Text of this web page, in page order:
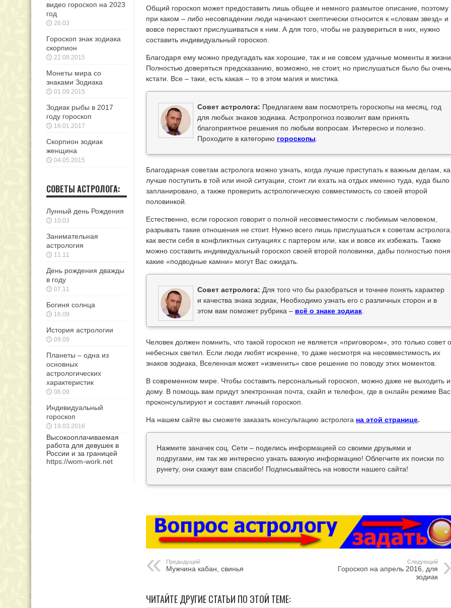
Общий гороскоп может предоставить лишь общее и немного размытое описание, поэтому
при каком – либо несовпадении люди начинают скептически относится к «словам звезд» и
вовсе перестают прислушиваться к ним. А для того, чтобы не разувериться в них, нужно
составить индивидуальный гороскоп.
Благодаря ему можно предугадать как хорошие, так и не совсем удачные моменты в
Полностью доверяться предсказанию, возможно, не стоит, но прислушаться было бы очень
кстати. Все – таки, есть какая – то в этом магия и мистика.
Совет астролога: Предлагаем вам посмотреть гороскопы на месяц, год
для любых знаков зодиака. Астропрогноз позволит вам принять
благоприятное решения по любым вопросам. Интересно и полезно.
Проходите в категорию гороскопы
Благодарная советам астролога можно узнать, когда лучше приступать к важным делам,
лучше поступить в той или иной ситуации, стоит ли ехать на отдых именно туда, куда было
запланировано, а также проверить астрологическую совместимость со своей второй
половинкой.
Естественно, если гороскоп говорит о полной несовместимости с любимым человеком,
разрывать такие отношения не стоит. Нужно всего лишь прислушаться к советам
как вести себя в конфликтных ситуациях с партером или, как и вовсе их избежать. Также
можно составить индивидуальный гороскоп своей второй половинки, дабы полностью
какие «подводные камни» могут Вас ожидать.
Совет астролога: Для того что бы разобраться и точнее понять характер
и качества знака зодиак, Необходимо узнать его с различных сторон и в
этом вам поможет рубрика – всё о знаке зодиак
Человек должен помнить, что такой гороскоп не является «приговором», это только совет
небесных светил. Если люди любят искренне, то даже несмотря на несовместимость их
знаков зодиака, Вселенная может «изменить» свое решение по поводу этих моментов.
В современном мире. Чтобы составить персональный гороскоп, можно даже не выходить
дому. В помощь вам придут электронная почта, скайп и телефон, где в онлайн режиме Вас
проконсультируют и составят личный гороскоп.
На нашем сайте вы сможете заказать консультацию астролога на этой странице.
Нажмите заначек соц. Сети – поделись информацией со своими друзьями и
подругами, им так же интересно узнать важную информацию! Облегчите их поиски по
рунету, они скажут вам спасибо! Подписывайтесь на новости нашего сайта!
Предыдущий
Мужчина кабан, свинья
Следующий
Гороскоп на апрель 2016, для
зодиак
ЧИТАЙТЕ ДРУГИЕ СТАТЬИ ПО ЭТОЙ ТЕМЕ:
видео гороскоп на 2023
год
26.03
Гороскоп знак зодиака
скорпион
22.08.2015
Монеты мира со
знаками Зодиака
01.09.2015
Зодиак рыбы в 2017
году гороскоп
16.01.2017
Скорпион зодиак
женщина
04.05.2015
СОВЕТЫ АСТРОЛОГА:
Лунный день Рождения
10.03
Занимательная
астрология
11.11
День рождения дважды
в году
07.11
Богиня солнца
16.09
История астрологии
09.09
Планеты – одна из
основных
астрологических
характеристик
06.09
Индивидуальный
гороскоп
19.03.2016
Высокооплачиваемая
работа для девушек в
России и за границей
https://wom-work.net